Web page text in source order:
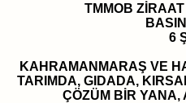
TMMOB
6
KAHRAMANMARAŞ VE
TARIMDA, GIDADA,
ÇÖZÜM BİR YANA,